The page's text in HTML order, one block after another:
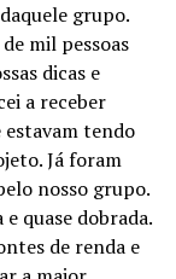
grupo.
mil pessoas
dicas e
a receber
estavam tendo
Já foram
nosso grupo.
quase dobrada.
de renda e